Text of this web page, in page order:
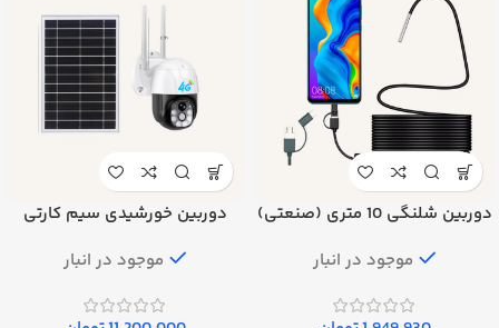
دوربین شلنگی 10 متری (صنعتی)
موجود در انبار
دوربین خورشیدی سیم کارتی
موجود در انبار